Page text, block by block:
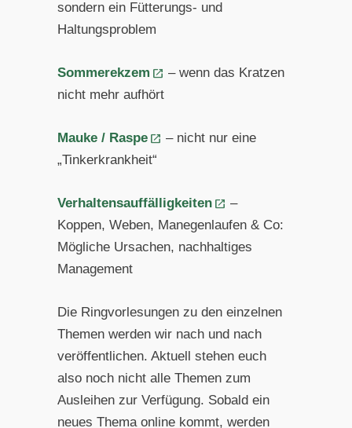
sondern ein Fütterungs- und
Haltungsproblem
Sommerekzem
– wenn das Kratzen
nicht mehr aufhört
Mauke / Raspe
– nicht nur eine
„Tinkerkrankheit“
Verhaltensauffälligkeiten
–
Koppen, Weben, Manegenlaufen & Co:
Mögliche Ursachen, nachhaltiges
Management
Die Ringvorlesungen zu den einzelnen
Themen werden wir nach und nach
veröffentlichen. Aktuell stehen euch
also noch nicht alle Themen zum
Ausleihen zur Verfügung. Sobald ein
neues Thema online kommt, werden